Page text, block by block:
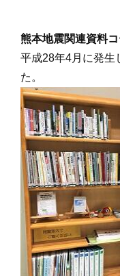
熊本地震関連資料
平成28年4月に発生
た。